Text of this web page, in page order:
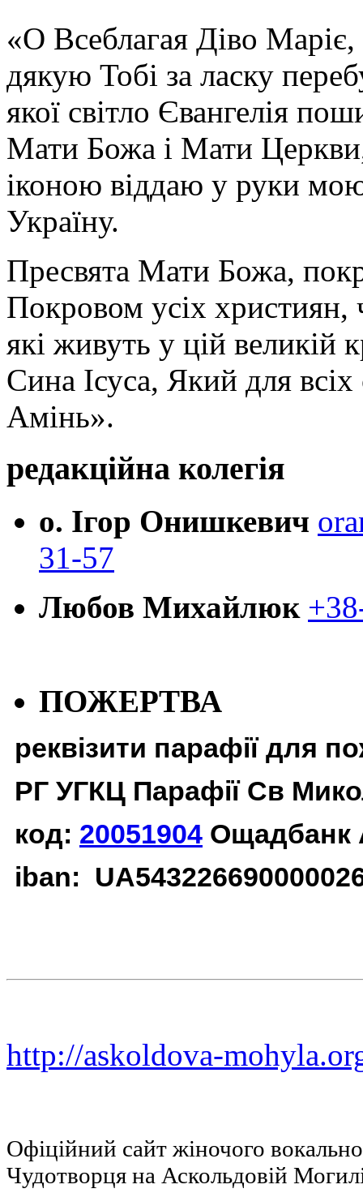
«О Всеблагая Діво
дякую Тобі за ласку
якої світло Євангелія
Мати Божа і Мати
іконою віддаю у руки
Україну.
Пресвята Мати Божа,
Покровом усіх християн,
які живуть у цій великій
Сина Ісуса, Який для
Амінь».
редакційна колегія
о. Ігор Онишкевич
31-57
Любов Михайлюк
ПОЖЕРТВА
реквізити парафії для
РГ УГКЦ Парафії Св
код: 20051904 Ощадбанк
iban:
http://askoldova-
Офіційний сайт жіночого
Чудотворця на Аскольдовій